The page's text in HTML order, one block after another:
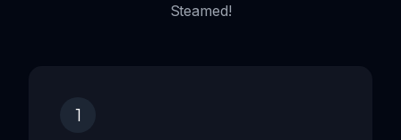
Steamed!
1